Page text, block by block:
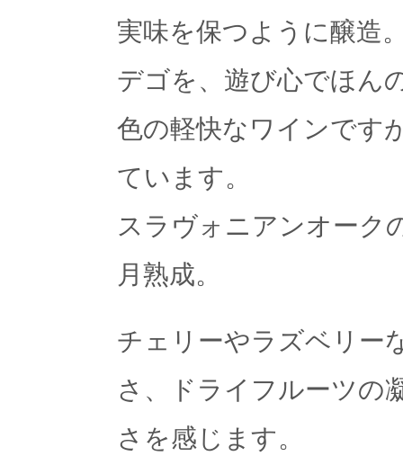
実味を保つように醸造
デゴを、遊び心でほん
色の軽快なワインです
ています。
スラヴォニアンオーク
月熟成。
チェリーやラズベリー
さ、ドライフルーツの
さを感じます。